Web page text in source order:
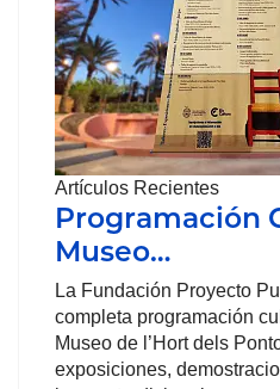
Artículos Recientes
Programación
Museo…
La Fundación Proyecto
completa programación
Museo de l’Hort dels
exposiciones,